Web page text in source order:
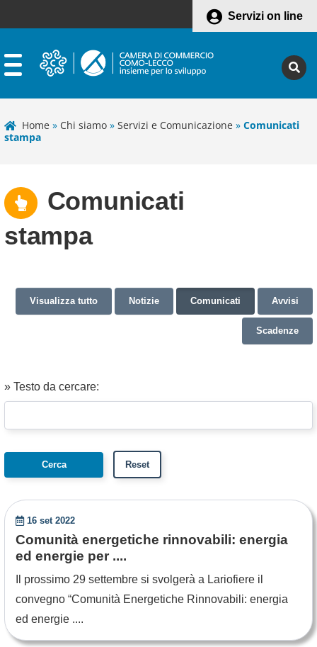
Servizi on line
Home » Chi siamo » Servizi e Comunicazione » Comunicati
stampa
Comunicati
stampa
Visualizza tutto Notizie Comunicati Avvisi
Scadenze
» Testo da cercare:
16 set 2022
Comunità energetiche rinnovabili: energia
ed energie per ....
Il prossimo 29 settembre si svolgerà a Lariofiere il
convegno “Comunità Energetiche Rinnovabili: energia
ed energie ....